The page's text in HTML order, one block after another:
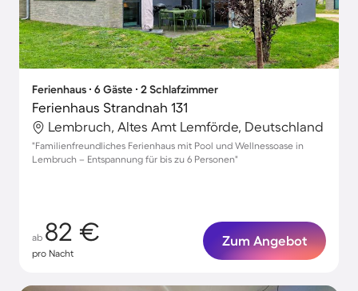
Ferienhaus ∙ 6 Gäste ∙ 2 Schlafzimmer
Ferienhaus Strandnah 131
Lembruch, Altes Amt Lemförde, Deutschland
"Familienfreundliches Ferienhaus mit Pool und Wellnessoase in
Lembruch – Entspannung für bis zu 6 Personen"
ab 82 €
pro Nacht
Zum Angebot